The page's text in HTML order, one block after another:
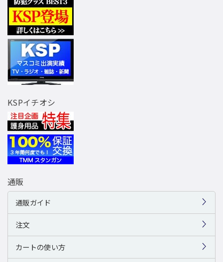
KSPイチオシ
通販
通販ガイド
注文
カートの使い方